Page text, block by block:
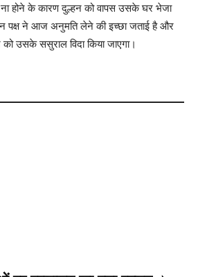
होने के कारण दुल्हन को वापस उसके घर भेजा
पक्ष ने आज अनुमति लेने की इच्छा जताई है और
उसके ससुराल विदा किया जाएगा।